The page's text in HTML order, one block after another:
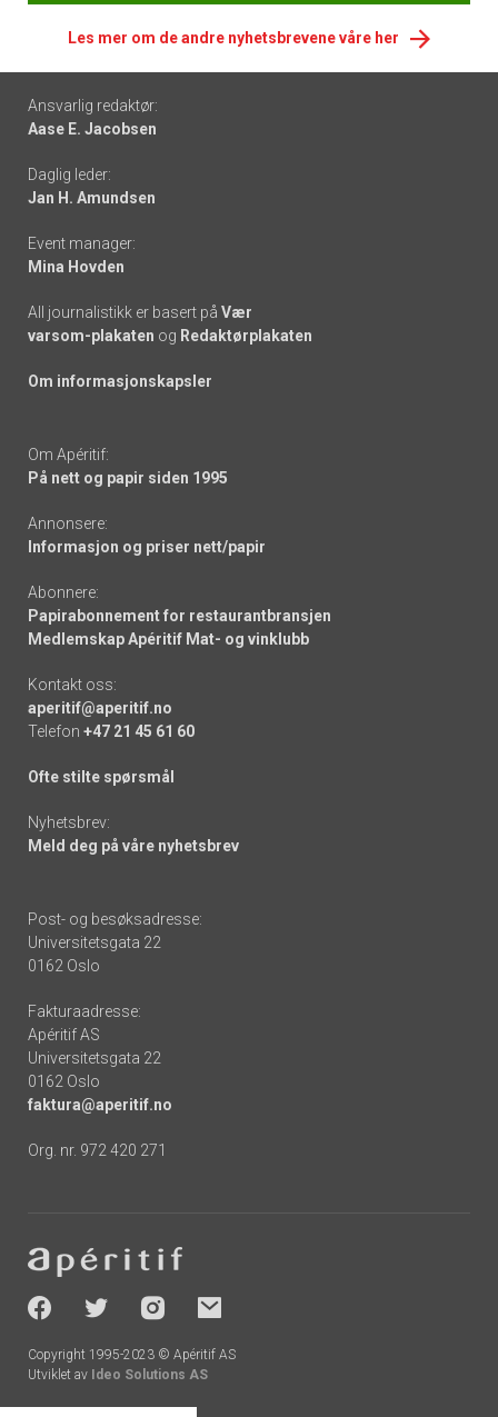
Les mer om de andre nyhetsbrevene våre her
Footer
-
links
Ansvarlig redaktør:
Aase E. Jacobsen
Daglig leder:
Jan H. Amundsen
Event manager:
Mina Hovden
All journalistikk er basert på Vær
varsom-plakaten og Redaktørplakaten
Om informasjonskapsler
Om Apéritif:
På nett og papir siden 1995
Annonsere:
Informasjon og priser nett/papir
Abonnere:
Papirabonnement for restaurantbransjen
Medlemskap Apéritif Mat- og vinklubb
Kontakt oss:
aperitif@aperitif.no
Telefon +47 21 45 61 60
Ofte stilte spørsmål
Nyhetsbrev:
Meld deg på våre nyhetsbrev
Post- og besøksadresse:
Universitetsgata 22
0162 Oslo
Fakturaadresse:
Apéritif AS
Universitetsgata 22
0162 Oslo
faktura@aperitif.no
Org. nr. 972 420 271
-
socials
Copyright 1995-2023 © Apéritif AS
Utviklet av Ideo Solutions AS